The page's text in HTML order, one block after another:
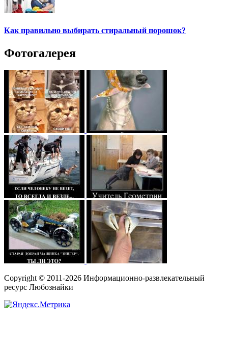
Как правильно выбирать стиральный порошок?
Фотогалерея
Copyright © 2011-2026 Информационно-развлекательный
ресурс Любознайки